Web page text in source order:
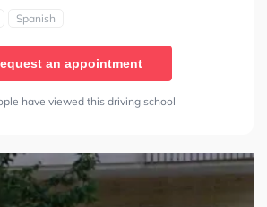
Spanish
an appointment
have viewed this driving school